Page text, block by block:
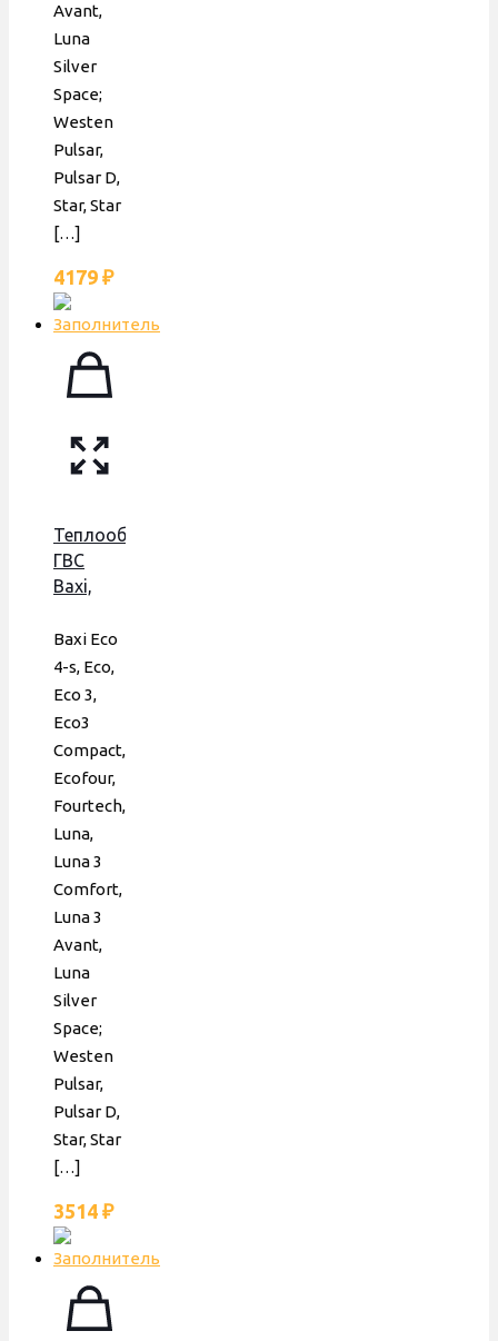
Avant,
Luna
Silver
Space;
Westen
Pulsar,
Pulsar D,
Star, Star
[…]
4179 ₽
Теплообменник
ГВС
Baxi,
156 мм,
16 пл.,
ERA
Baxi Eco
4-s, Eco,
Eco 3,
Eco3
Compact,
Ecofour,
Fourtech,
Luna,
Luna 3
Comfort,
Luna 3
Avant,
Luna
Silver
Space;
Westen
Pulsar,
Pulsar D,
Star, Star
[…]
3514 ₽